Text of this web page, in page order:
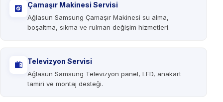
Çamaşır Makinesi Servisi
Ağlasun Samsung Çamaşır Makinesi su alma,
boşaltma, sıkma ve rulman değişim hizmetleri.
Televizyon Servisi
Ağlasun Samsung Televizyon panel, LED, anakart
tamiri ve montaj desteği.